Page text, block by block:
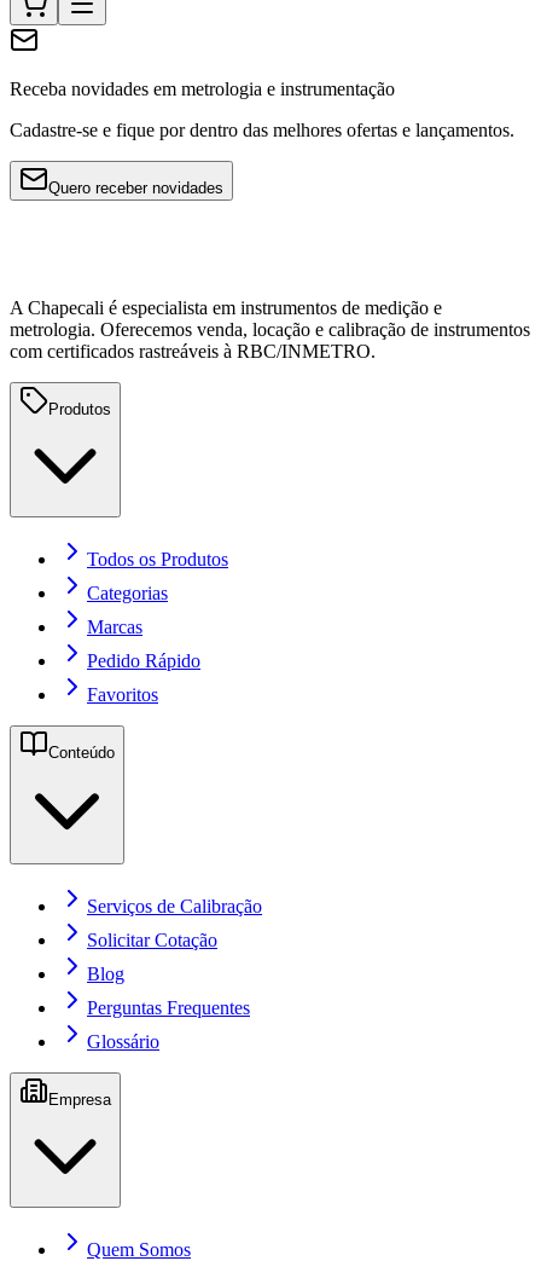
Receba novidades em metrologia e instrumentação
Cadastre-se e fique por dentro das melhores ofertas e lançamentos.
Quero receber novidades
A Chapecali é especialista em instrumentos de medição e
metrologia. Oferecemos venda, locação e calibração de instrumentos
com certificados rastreáveis à RBC/INMETRO.
Produtos
Todos os Produtos
Categorias
Marcas
Pedido Rápido
Favoritos
Conteúdo
Serviços de Calibração
Solicitar Cotação
Blog
Perguntas Frequentes
Glossário
Empresa
Quem Somos